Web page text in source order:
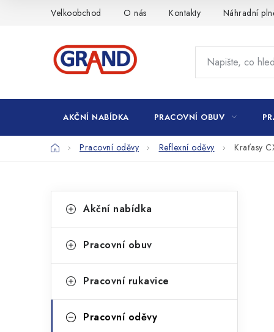
Velkoobchod O nás Kontakty Náhradní
AKČNÍ NABÍDKA PRACOVNÍ OBUV
DomůPracovní oděvy Reflexní oděvy Kraťasy
o
t
r
kategorie
a
e
o
Akční nabídka
Pracovní obuv
Pracovní rukavice
Pracovní oděvy